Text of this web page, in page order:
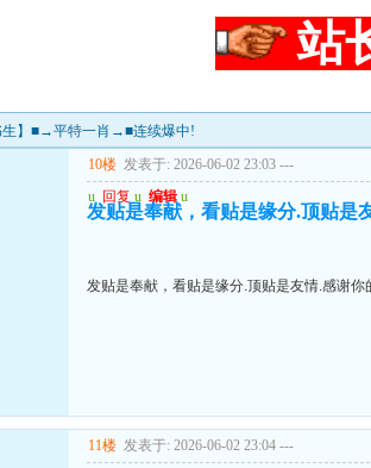
站
生】■→平特一肖→■连续爆中!
10楼 发表于: 2026-06-02 23:03 ---
u 回复 u 编辑 u
发贴是奉献，看贴是缘分.顶贴是
发贴是奉献，看贴是缘分.顶贴是友情.感谢你
11楼 发表于: 2026-06-02 23:04 ---